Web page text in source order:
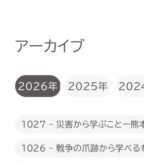
アーカイブ
2026年 2025年
1027 - 災害から学ぶことー熊
1026 - 戦争の爪跡から学べる